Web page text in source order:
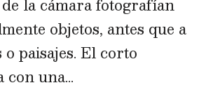
la cámara fotografían
objetos, antes que a
paisajes. El corto
con una...